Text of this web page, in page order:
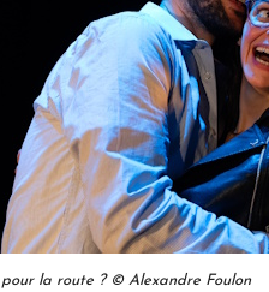
la route ? © Alexandre Foulon